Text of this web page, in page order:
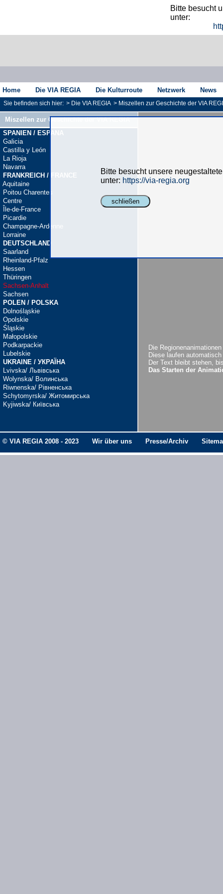
Bitte besucht
unter:
Bitte besucht unsere
unter: https://via-regia.org
schließen
Home Die VIA REGIA Die Kulturroute Netzwerk News
Sie befinden sich hier: > Die VIA REGIA > Miszellen zur Geschichte der VIA
Miszellen zur Geschichte der VIA REGIA
SPANIEN / ESPANA
Galicia
Castilla y León
La Rioja
Navarra
FRANKREICH / FRANCE
Aquitaine
Poitou Charentes
Centre
Île-de-France
Picardie
Champagne-Ardenne
Lorraine
DEUTSCHLAND
Saarland
Rheinland-Pfalz
Hessen
Thüringen
Sachsen-Anhalt
Sachsen
POLEN / POLSKA
Dolnośląskie
Opolskie
Śląskie
Małopolskie
Podkarpackie
Lubelskie
UKRAINE / УКРАЇНА
Lvivska/ Львівська
Wolynska/ Волинська
Riwnenska/ Рiвненська
Schytomyrska/ Житомирська
Kyjiwska/ Київська
Die
Diese laufen
Der Text bleibt stehen,
Das Starten der
© VIA REGIA 2008 - 2023 Wir über uns Presse/Archiv